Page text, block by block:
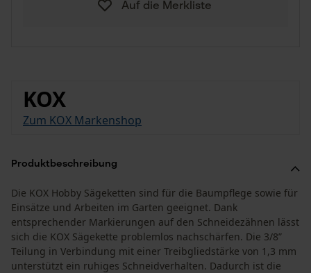
Auf die Merkliste
KOX
Zum KOX Markenshop
Produktbeschreibung
Die KOX Hobby Sägeketten sind für die Baumpflege sowie für
Einsätze und Arbeiten im Garten geeignet. Dank
entsprechender Markierungen auf den Schneidezähnen lässt
sich die KOX Sägekette problemlos nachschärfen. Die 3/8”
Teilung in Verbindung mit einer Treibgliedstärke von 1,3 mm
unterstützt ein ruhiges Schneidverhalten. Dadurch ist die